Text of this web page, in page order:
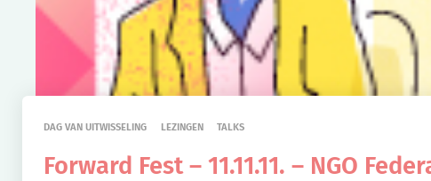
DAG VAN UITWISSELING LEZINGEN TALKS
Forward Fest – 11.11.11. – NGO